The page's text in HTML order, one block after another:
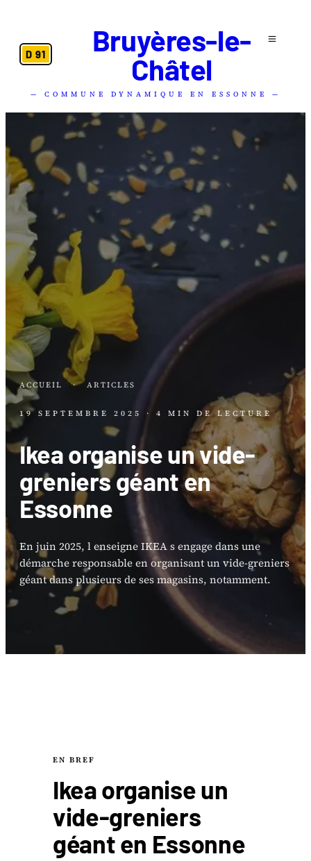
D 91
Bruyères-le-
Châtel
— COMMUNE DYNAMIQUE EN ESSONNE —
ACCUEIL · ARTICLES
19 SEPTEMBRE 2025 · 4 MIN DE LECTURE
Ikea organise un vide-
greniers géant en
Essonne
En juin 2025, l enseigne IKEA s engage dans une
démarche responsable en organisant un vide-greniers
géant dans plusieurs de ses magasins, notamment.
EN BREF
Ikea organise un
vide-greniers
géant en Essonne